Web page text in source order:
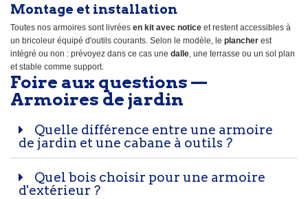
Montage et installation
Toutes nos armoires sont livrées en kit avec notice et restent accessibles à
un bricoleur équipé d'outils courants. Selon le modèle, le plancher est
intégré ou non : prévoyez dans ce cas une dalle , une terrasse ou un sol plan
et stable comme support.
Foire aux questions —
Armoires de jardin
Quelle différence entre une armoire
de jardin et une cabane à outils ?
Quel bois choisir pour une armoire
d'extérieur ?